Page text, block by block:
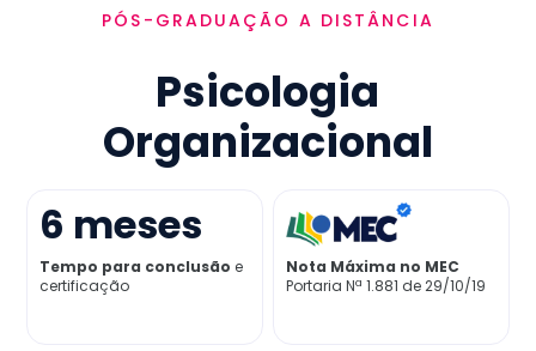
Ementa
Como funciona
Credenciamento MEC
Preço
Já sou aluno
PÓS-GRADUAÇÃO A DISTÂNCIA
Psicologia
Organizacional
6 meses
Tempo para conclusão e
certificação
Nota Máxima no MEC
Portaria Nª 1.881 de 29/10/19